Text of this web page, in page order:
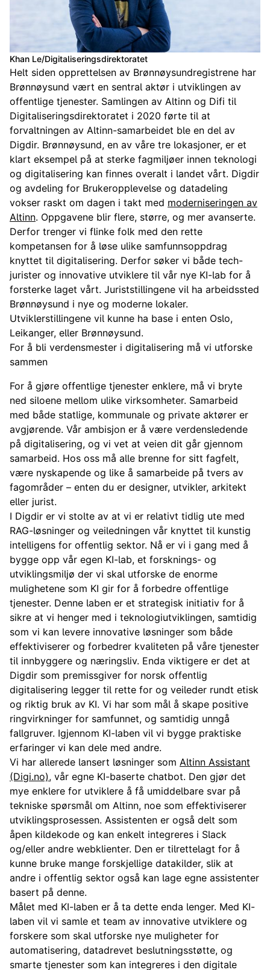
Khan Le/Digitaliseringsdirektoratet
Helt siden opprettelsen av Brønnøysundregistrene har
Brønnøysund vært en sentral aktør i utviklingen av
offentlige tjenester. Samlingen av Altinn og Difi til
Digitaliseringsdirektoratet i 2020 førte til at
forvaltningen av Altinn-samarbeidet ble en del av
Digdir. Brønnøysund, en av våre tre lokasjoner, er et
klart eksempel på at sterke fagmiljøer innen teknologi
og digitalisering kan finnes overalt i landet vårt. Digdir
og avdeling for Brukeropplevelse og datadeling
vokser raskt om dagen i takt med moderniseringen av
Altinn. Oppgavene blir flere, større, og mer avanserte.
Derfor trenger vi flinke folk med den rette
kompetansen for å løse ulike samfunnsoppdrag
knyttet til digitalisering. Derfor søker vi både tech-
jurister og innovative utviklere til vår nye KI-lab for å
forsterke laget vårt. Juriststillingene vil ha arbeidssted
Brønnøysund i nye og moderne lokaler.
Utviklerstillingene vil kunne ha base i enten Oslo,
Leikanger, eller Brønnøysund.
For å bli verdensmester i digitalisering må vi utforske
sammen
For å gjøre offentlige tjenester enklere, må vi bryte
ned siloene mellom ulike virksomheter. Samarbeid
med både statlige, kommunale og private aktører er
avgjørende. Vår ambisjon er å være verdensledende
på digitalisering, og vi vet at veien dit går gjennom
samarbeid. Hos oss må alle brenne for sitt fagfelt,
være nyskapende og like å samarbeide på tvers av
fagområder – enten du er designer, utvikler, arkitekt
eller jurist.
I Digdir er vi stolte av at vi er relativt tidlig ute med
RAG-løsninger og veiledningen vår knyttet til kunstig
intelligens for offentlig sektor. Nå er vi i gang med å
bygge opp vår egen KI-lab, et forsknings- og
utviklingsmiljø der vi skal utforske de enorme
mulighetene som KI gir for å forbedre offentlige
tjenester. Denne laben er et strategisk initiativ for å
sikre at vi henger med i teknologiutviklingen, samtidig
som vi kan levere innovative løsninger som både
effektiviserer og forbedrer kvaliteten på våre tjenester
til innbyggere og næringsliv. Enda viktigere er det at
Digdir som premissgiver for norsk offentlig
digitalisering legger til rette for og veileder rundt etisk
og riktig bruk av KI. Vi har som mål å skape positive
ringvirkninger for samfunnet, og samtidig unngå
fallgruver. Igjennom KI-laben vil vi bygge praktiske
erfaringer vi kan dele med andre.
Vi har allerede lansert løsninger som Altinn Assistant
(Digi.no), vår egne KI-baserte chatbot. Den gjør det
mye enklere for utviklere å få umiddelbare svar på
tekniske spørsmål om Altinn, noe som effektiviserer
utviklingsprosessen. Assistenten er også delt som
åpen kildekode og kan enkelt integreres i Slack
og/eller andre webklienter. Den er tilrettelagt for å
kunne bruke mange forskjellige datakilder, slik at
andre i offentlig sektor også kan lage egne assistenter
basert på denne.
Målet med KI-laben er å ta dette enda lenger. Med KI-
laben vil vi samle et team av innovative utviklere og
forskere som skal utforske nye muligheter for
automatisering, datadrevet beslutningsstøtte, og
smarte tjenester som kan integreres i den digitale